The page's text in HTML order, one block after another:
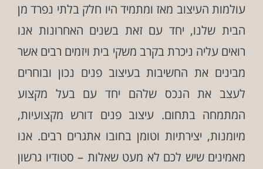
עולמות העיצוב מאז ומתמיד היו חלק בלתי נפרד מן
הבית שלנו, יחד עם זאת בשנים האחרונות אנו
רואים עליה ניכרת בקרב משקי בית ויזמים רבים אשר
מבינים את החשיבות בעיצוב פנים נכון ובוחרים
לעצב את הנכס שלהם יחד עם בעל מקצוע
המתמחה בתחום. עיצוב פנים דורש מקצועיות,
מיומנות, יצירתיות וטומן בחובו אתגרים רבים. אנו
מאמינים שיש לכם לא מעט שאלות – סטודיו גרשון